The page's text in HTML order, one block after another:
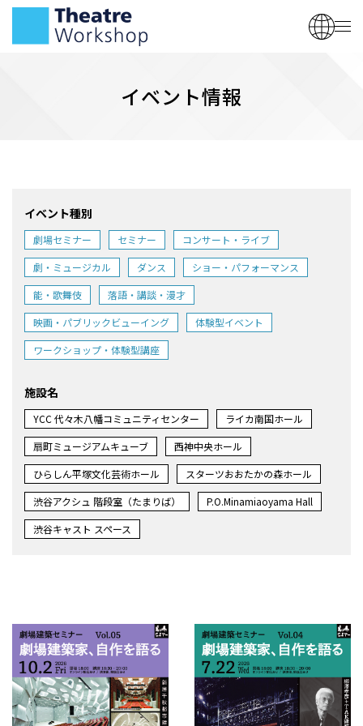
イベント情報
イベント種別
劇場セミナー セミナー
コンサート・ライブ
劇・ミュージカル
ダンス
ショー・パフォーマンス
能・歌舞伎
落語・講談・漫才
映画・パブリックビューイング
体験型イベント
ワークショップ・体験型講座
施設名
YCC 代々木八幡コミュニティセンター
ライカ南国ホール
扇町ミュージアムキューブ
西神中央ホール
ひらしん平塚文化芸術ホール
スターツおおたかの森ホール
渋谷アクシュ 階段室（たまりば）
P.O.Minamiaoyama Hall
渋谷キャスト スペース